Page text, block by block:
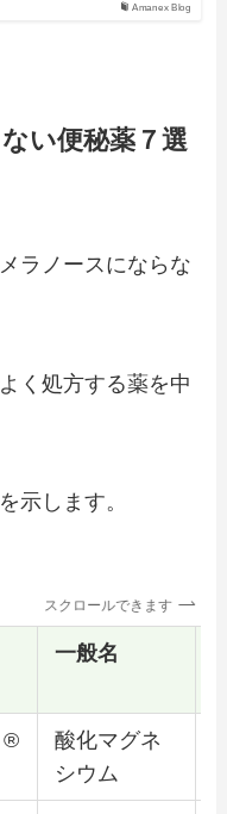
Amanex Blog
い便秘薬７選
ラノースにならな
く処方する薬を中
示します。
スクロールできます
一般名
®
酸化マグネ
シウム